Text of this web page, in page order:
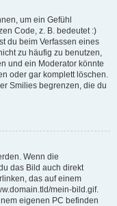
um ein Gefühl
Code, z. B. bedeutet :)
du beim Verfassen eines
zu häufig zu benutzen,
und ein Moderator könnte
oder gar komplett löschen.
Smilies begrenzen, die du
Wenn die
das Bild auch direkt
das auf einem
mein-bild.gif.
eigenen PC befinden